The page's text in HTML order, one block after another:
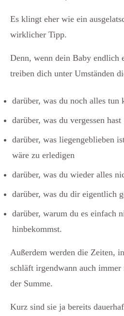
Es klingt eher wie ein
wirklicher Tipp.
Denn, wenn dein Baby endlich
treiben dich unter Umständen
darüber, was du noch alles tun
darüber, was du vergessen hast
darüber, was liegengeblieben
wäre zu erledigen
darüber, was du wieder alles
darüber, was du dir eigentlich
darüber, warum du es einfach
hinbekommst.
Außerdem werden die Zeiten,
schläft irgendwann auch
der Summe.
Kurz sind sie ja bereits